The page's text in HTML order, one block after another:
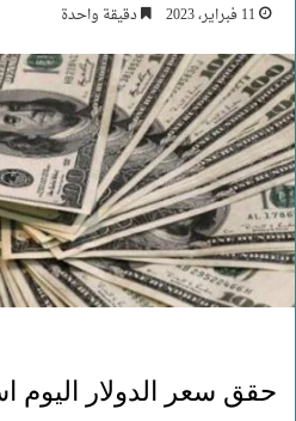
11 فبراير، 2023 دقيقة واحدة
حقق سعر الدولار اليوم